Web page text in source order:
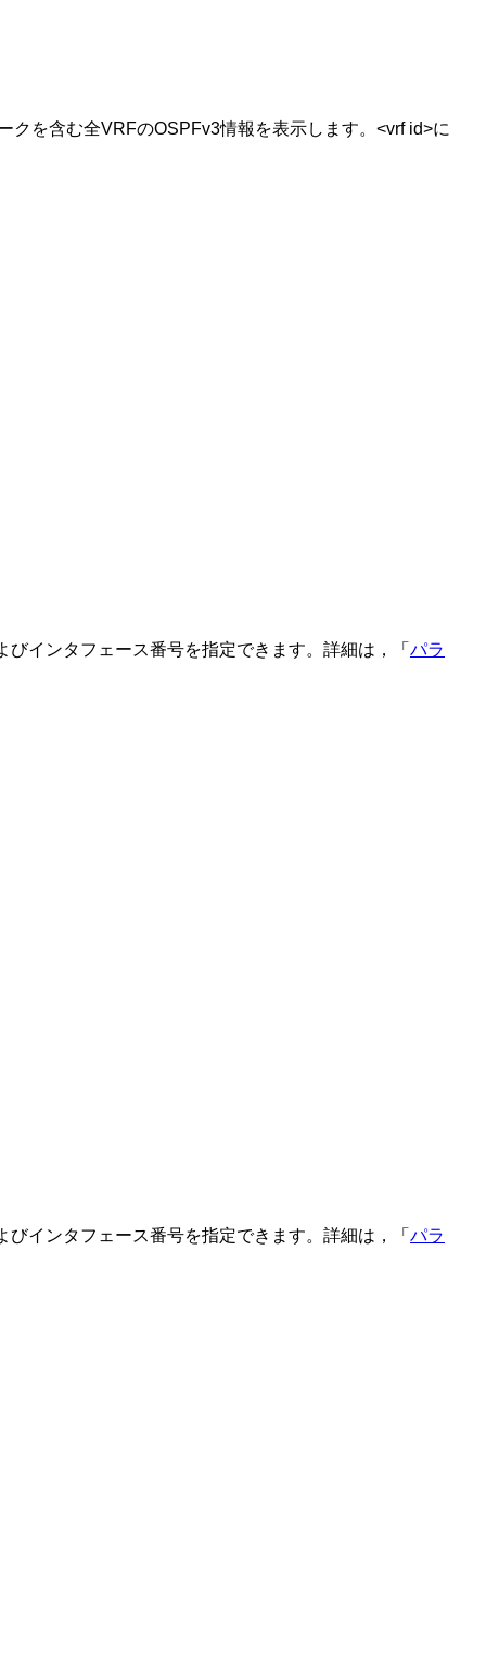
を含む全VRFのOSPFv3情報を表示します。<vrf id>に
インタフェース番号を指定できます。詳細は，「 パラ
インタフェース番号を指定できます。詳細は，「 パラ